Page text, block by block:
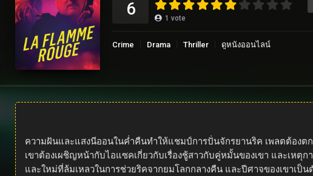
6 1 vote
Crime Drama Thriller ดูหนังออนไลน์
ความฝันและแสงนีออนในค่ำคืนทำให้แชมป์การปั่นจักรยานริค เพลตต้องตก
เขาต้องเผชิญหน้ากับไอแซคเกี่ยวกับเรื่องชู้สาวกับคู่หมั้นของเขา และเห
และใหม่ที่ล้มเหลวในการช่วยริคจากยมโลกกลางคืน และปีศาจของเขาเป็